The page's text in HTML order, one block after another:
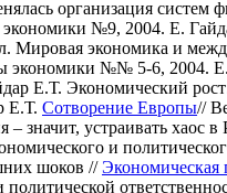
организация
№9, 2004. Е.
Мировая экономика и
экономики №№ 5-6, 2004.
Е.Т. Экономический
Е.Т. Сотворение Европы//
– значит, устраивать хаос
и
шоков //